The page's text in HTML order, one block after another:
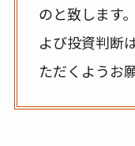
のと致します
よび投資判断
ただくようお